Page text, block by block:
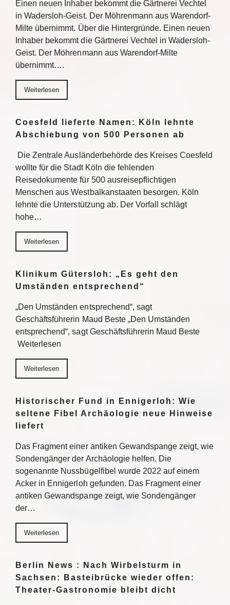
Einen neuen Inhaber bekommt die Gärtnerei Vechtel
in Wadersloh-Geist. Der Möhrenmann aus Warendorf-
Milte übernimmt. Über die Hintergründe. Einen neuen
Inhaber bekommt die Gärtnerei Vechtel in Wadersloh-
Geist. Der Möhrenmann aus Warendorf-Milte
übernimmt….
Weiterlesen
Coesfeld lieferte Namen: Köln lehnte
Abschiebung von 500 Personen ab
Die Zentrale Ausländerbehörde des Kreises Coesfeld
wollte für die Stadt Köln die fehlenden
Reisedokumente für 500 ausreisepflichtigen
Menschen aus Westbalkanstaaten besorgen. Köln
lehnte die Unterstützung ab. Der Vorfall schlägt
hohe…
Weiterlesen
Klinikum Gütersloh: „Es geht den
Umständen entsprechend“
„Den Umständen entsprechend“, sagt
Geschäftsführerin Maud Beste „Den Umständen
entsprechend“, sagt Geschäftsführerin Maud Beste
Weiterlesen
Weiterlesen
Historischer Fund in Ennigerloh: Wie
seltene Fibel Archäologie neue Hinweise
liefert
Das Fragment einer antiken Gewandspange zeigt, wie
Sondengänger der Archäologie helfen. Die
sogenannte Nussbügelfibel wurde 2022 auf einem
Acker in Ennigerloh gefunden. Das Fragment einer
antiken Gewandspange zeigt, wie Sondengänger
der…
Weiterlesen
Berlin News : Nach Wirbelsturm in
Sachsen: Basteibrücke wieder offen:
Theater-Gastronomie bleibt dicht